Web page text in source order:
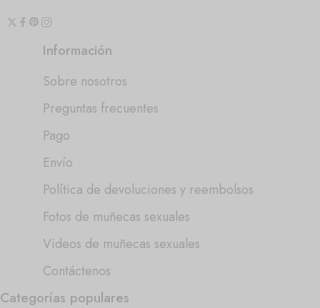
Información
Sobre nosotros
Preguntas frecuentes
Pago
Envío
Política de devoluciones y reembolsos
Fotos de muñecas sexuales
Videos de muñecas sexuales
Contáctenos
Categorías populares